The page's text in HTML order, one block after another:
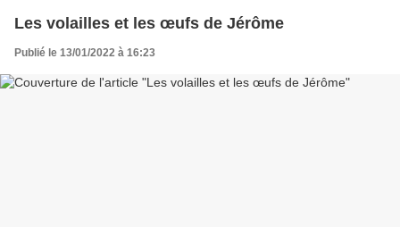
Les volailles et les œufs de Jérôme
Publié le 13/01/2022 à 16:23